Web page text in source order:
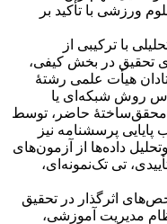
ورزشی با تأکید بر
با ترکیبی از
تحقیق در بخش کیفی،
نیز 83 نفر از استادان هیأت علمی رشتۀ
روش شبکه‌ای یا
محقق‌ساختۀ حاضر، توسط
پایایی پرسشنامه نیز
تجزیه‌وتحلیل داده‌ها از آزمون‌های
تی تک‌نمونه‌ای،
اثرگذار در تحقیق
مدیریت آموزشی،